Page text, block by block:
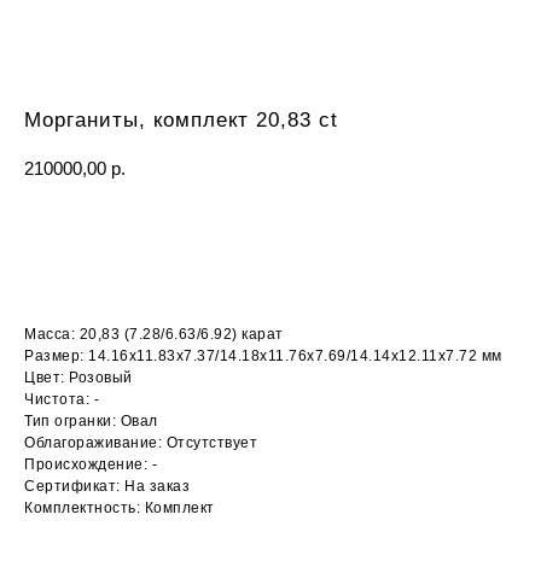
Морганиты, комплект 20,83 ct
210000,00 р.
Масса: 20,83 (7.28/6.63/6.92) карат
Размер: 14.16х11.83х7.37/14.18х11.76х7.69/14.14х12.11х7.72 мм
Цвет: Розовый
Чистота: -
Тип огранки: Овал
Облагораживание: Отсутствует
Происхождение: -
Сертификат: На заказ
Комплектность: Комплект